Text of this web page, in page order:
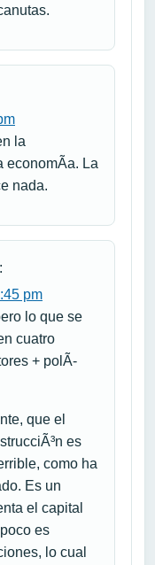
la
economÃ­a. La
nada.
pm
lo que se
cuatro
+ polÃ­
que el
es
como ha
Es un
el capital
es
lo cual